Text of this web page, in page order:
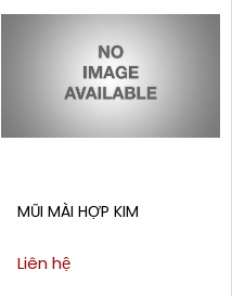
MŨI MÀI HỢP KIM
Liên hệ